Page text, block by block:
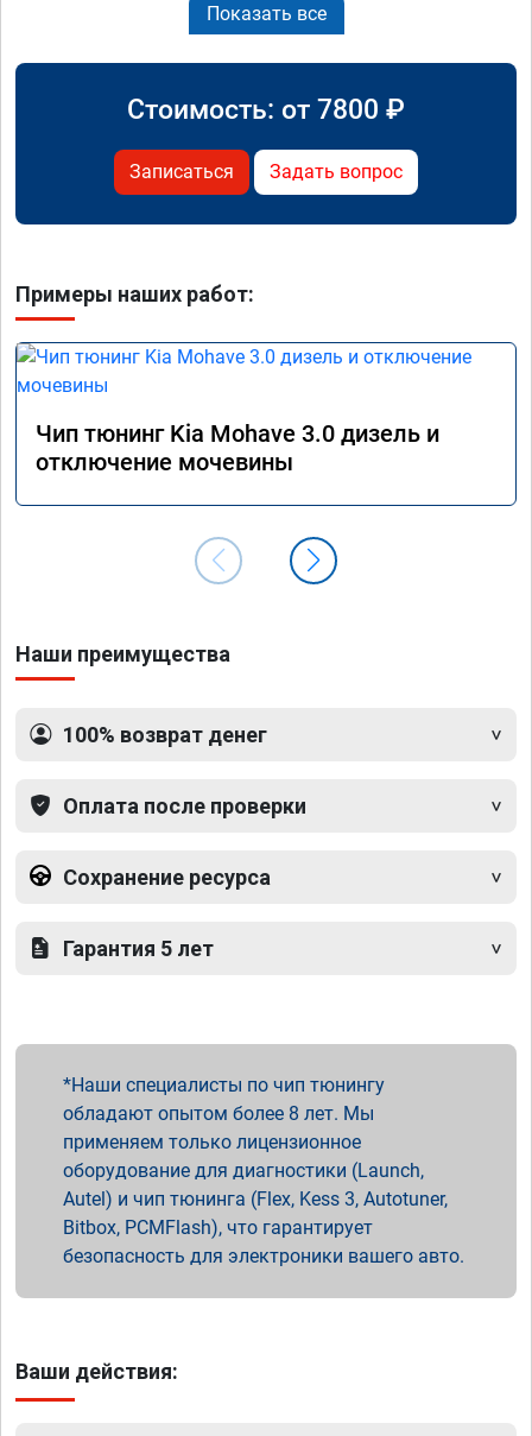
Показать все
Стоимость: от 7800 ₽
Записаться Задать вопрос
Примеры наших работ:
Чип тюнинг Kia Mohave 3.0 дизель и
отключение мочевины
Наши преимущества
100% возврат денег
Оплата после проверки
Сохранение ресурса
Гарантия 5 лет
Наши специалисты по чип тюнингу
обладают опытом более 8 лет. Мы
применяем только лицензионное
оборудование для диагностики (Launch,
Autel) и чип тюнинга (Flex, Kess 3, Autotuner,
Bitbox, PCMFlash), что гарантирует
безопасность для электроники вашего авто.
Ваши действия: